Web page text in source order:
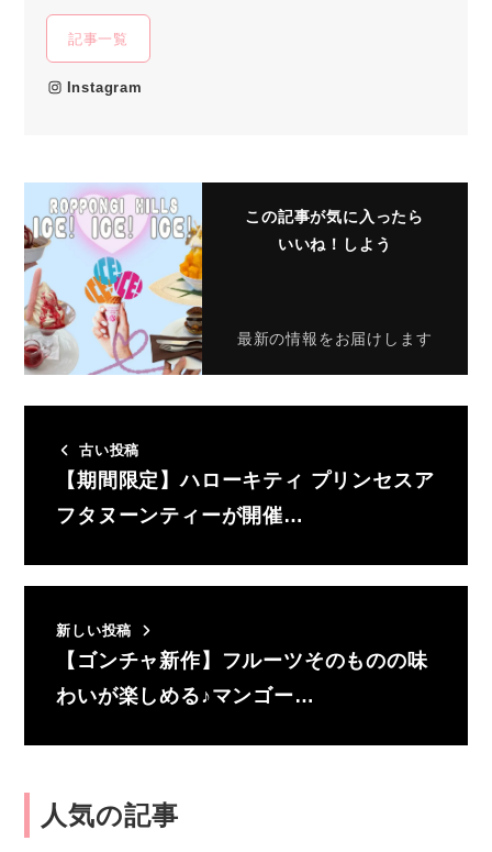
記事一覧
Instagram
この記事が気に入ったら
いいね！しよう
最新の情報をお届けします
古い投稿
【期間限定】ハローキティ プリンセスア
フタヌーンティーが開催…
新しい投稿
【ゴンチャ新作】フルーツそのものの味
わいが楽しめる♪マンゴー…
人気の記事